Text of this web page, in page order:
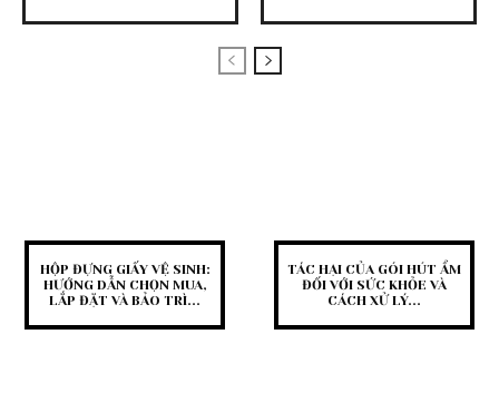
HỘP ĐỰNG GIẤY VỆ SINH:
HƯỚNG DẪN CHỌN MUA,
LẮP ĐẶT VÀ BẢO TRÌ...
TÁC HẠI CỦA GÓI HÚT ẨM
ĐỐI VỚI SỨC KHỎE VÀ
CÁCH XỬ LÝ...